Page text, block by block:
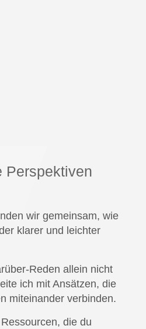
Perspektiven
wir gemeinsam, wie
klarer und leichter
Reden allein nicht
ich mit Ansätzen, die
miteinander verbinden.
die du